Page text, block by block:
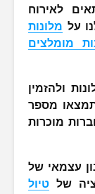
לאירוח
על מלונות
מומלצים
ולהזמין
מספר
מוכרות
עצמאי של
של טיול